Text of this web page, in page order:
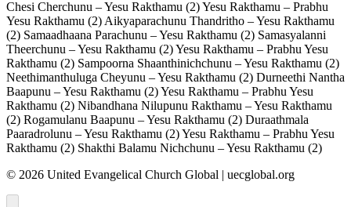
Chesi Cherchunu – Yesu Rakthamu (2) Yesu Rakthamu – Prabhu
Yesu Rakthamu (2) Aikyaparachunu Thandritho – Yesu Rakthamu
(2) Samaadhaana Parachunu – Yesu Rakthamu (2) Samasyalanni
Theerchunu – Yesu Rakthamu (2) Yesu Rakthamu – Prabhu Yesu
Rakthamu (2) Sampoorna Shaanthinichchunu – Yesu Rakthamu (2)
Neethimanthuluga Cheyunu – Yesu Rakthamu (2) Durneethi Nantha
Baapunu – Yesu Rakthamu (2) Yesu Rakthamu – Prabhu Yesu
Rakthamu (2) Nibandhana Nilupunu Rakthamu – Yesu Rakthamu
(2) Rogamulanu Baapunu – Yesu Rakthamu (2) Duraathmala
Paaradrolunu – Yesu Rakthamu (2) Yesu Rakthamu – Prabhu Yesu
Rakthamu (2) Shakthi Balamu Nichchunu – Yesu Rakthamu (2)
© 2026 United Evangelical Church Global | uecglobal.org